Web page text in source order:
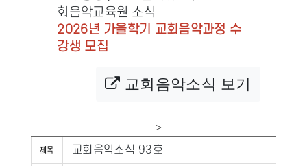
회음악교육원 소식
2026년 가을학기 교회음악과정 수
강생 모집
교회음악소식 보기
-->
교회음악소식 93호